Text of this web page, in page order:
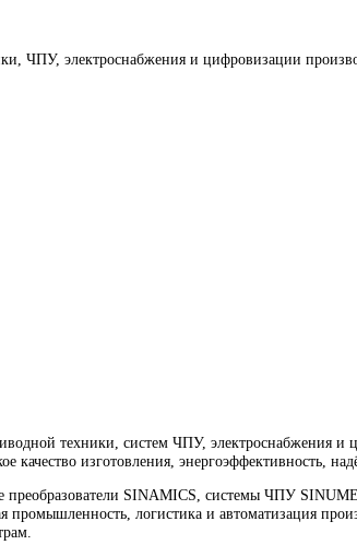
200L 6ES7133-
техники, ЧПУ, электроснабжения и